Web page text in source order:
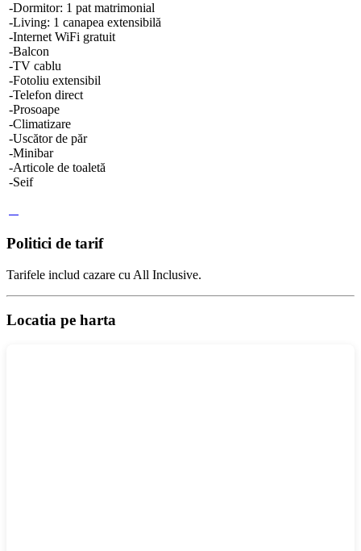
-Dormitor: 1 pat matrimonial
-Living: 1 canapea extensibilă
-Internet WiFi gratuit
-Balcon
-TV cablu
-Fotoliu extensibil
-Telefon direct
-Prosoape
-Climatizare
-Uscător de păr
-Minibar
-Articole de toaletă
-Seif
Politici de tarif
Tarifele includ cazare cu All Inclusive.
Locatia pe harta